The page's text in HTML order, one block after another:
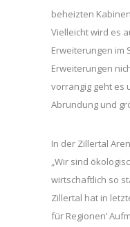
beheizten
Vielleicht wird es
Erweiterungen im
Erweiterungen
vorrangig geht es
Abrundung und
In der Zillertal
„Wir sind
wirtschaftlich so
Zillertal hat in
für Regionen’